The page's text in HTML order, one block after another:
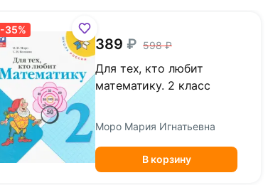
-35%
389 598
Для тех, кто любит
математику. 2 класс
Моро Мария Игнатьевна
В корзину